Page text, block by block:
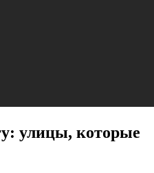
улицы, которые